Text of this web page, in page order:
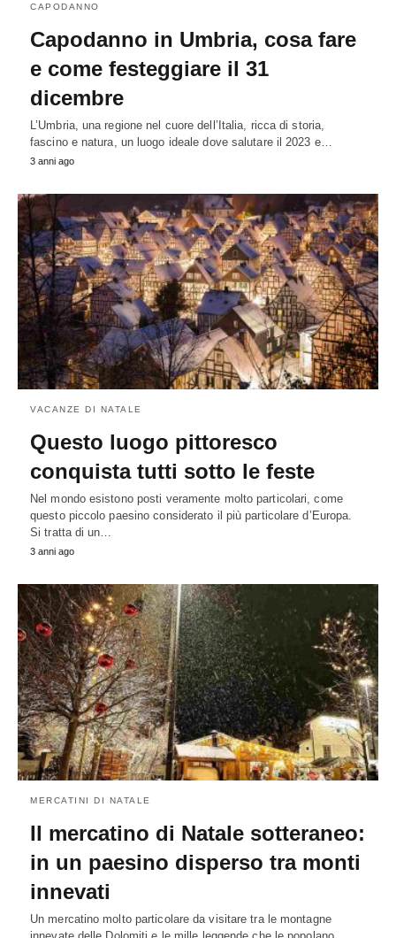
CAPODANNO
Capodanno in Umbria, cosa fare
e come festeggiare il 31
dicembre
L’Umbria, una regione nel cuore dell’Italia, ricca di storia,
fascino e natura, un luogo ideale dove salutare il 2023 e…
3 anni ago
VACANZE DI NATALE
Questo luogo pittoresco
conquista tutti sotto le feste
Nel mondo esistono posti veramente molto particolari, come
questo piccolo paesino considerato il più particolare d’Europa.
Si tratta di un…
3 anni ago
MERCATINI DI NATALE
Il mercatino di Natale sotteraneo:
in un paesino disperso tra monti
innevati
Un mercatino molto particolare da visitare tra le montagne